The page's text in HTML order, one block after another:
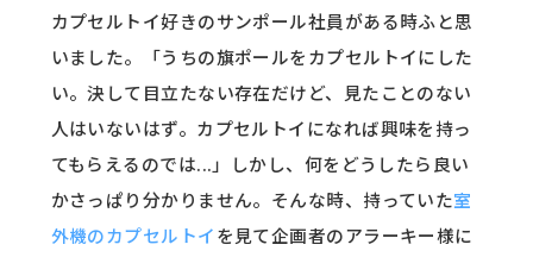
カプセルトイ好きのサンポール社員がある時ふと思
いました。「うちの旗ポールをカプセルトイにした
い。決して目立たない存在だけど、見たことのない
人はいないはず。カプセルトイになれば興味を持っ
てもらえるのでは...」しかし、何をどうしたら良い
かさっぱり分かりません。そんな時、持っていた室
外機のカプセルトイを見て企画者のアラーキー様に